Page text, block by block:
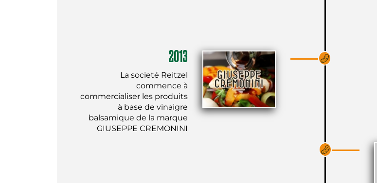
2013
La societé Reitzel
commence à
commercialiser les produits
à base de vinaigre
balsamique de la marque
GIUSEPPE CREMONINI